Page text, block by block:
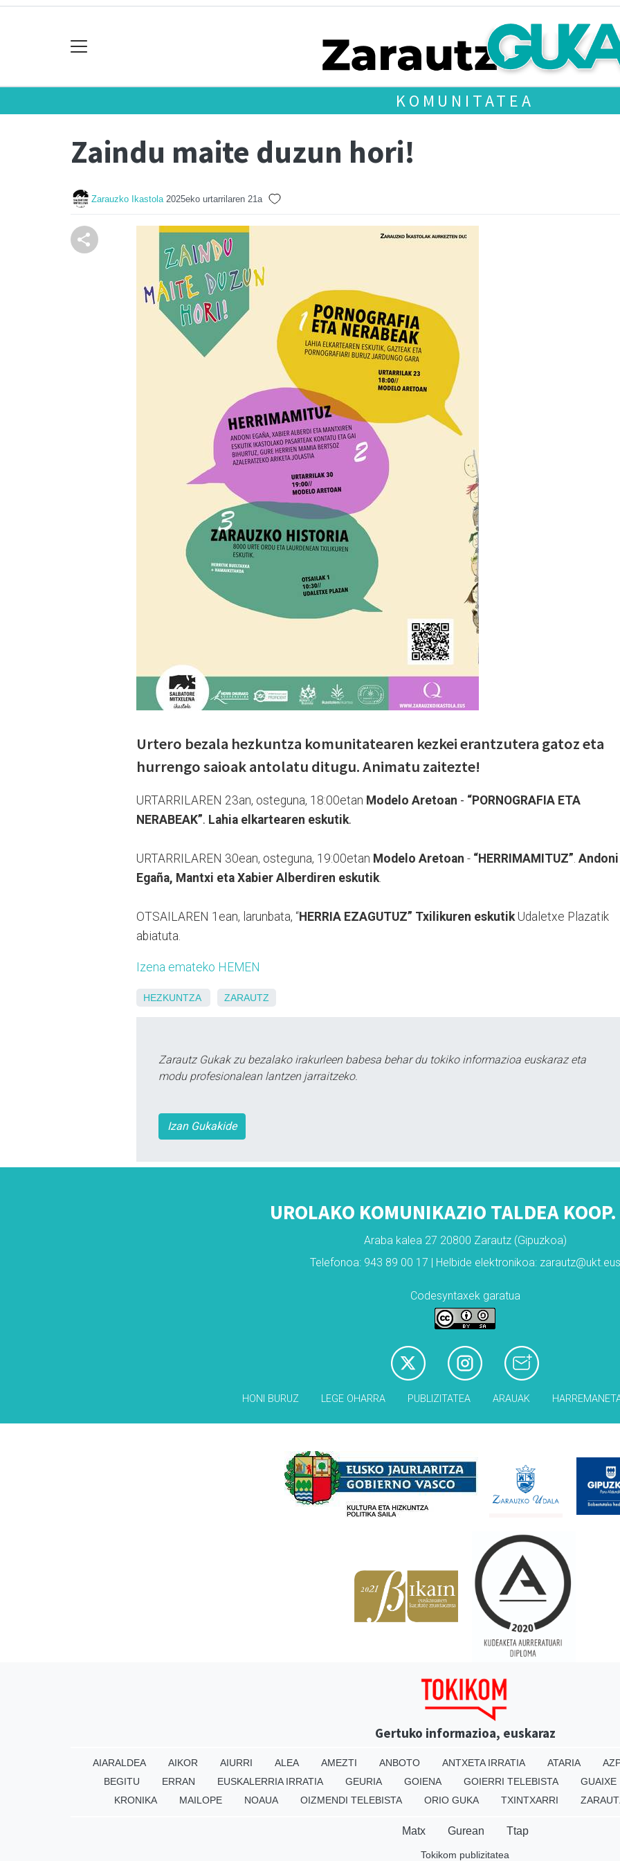
KOMUNITATEA
Zaindu maite duzun hori!
Zarauzko Ikastola 2025eko urtarrilaren 21a
Urtero bezala hezkuntza komunitatearen kezkei erantzutera gatoz eta
hurrengo saioak antolatu ditugu. Animatu zaitezte!
URTARRILAREN 23an, osteguna, 18:00etan Modelo Aretoan - “PORNOGRAFIA ETA
NERABEAK”. Lahia elkartearen eskutik.
URTARRILAREN 30ean, osteguna, 19:00etan Modelo Aretoan - “HERRIMAMITUZ” Andoni
Egaña, Mantxi eta Xabier Alberdiren eskutik
OTSAILAREN 1ean, larunbata, “HERRIA EZAGUTUZ” Txilikuren eskutik Udaletxe Plazatik
abiatuta.
Izena emateko HEMEN
HEZKUNTZA ZARAUTZ
Zarautz Gukak zu bezalako irakurleen babesa behar du tokiko informazioa euskaraz eta
modu profesionalean lantzen jarraitzeko.
Izan Gukakide
UROLAKO KOMUNIKAZIO TALDEA
Araba kalea 27 20800 Zarautz (Gipuzkoa)
Telefonoa: 943 89 00 17 | Helbide elektronikoa: zarautz@ukt.eus
Codesyntaxek garatua
HONI BURUZ LEGE OHARRA PUBLIZITATEA ARAUAK
Gertuko informazioa, euskaraz
AIARALDEA AIKOR AIURRI ALEA AMEZTI ANBOTO ANTXETA IRRATIA ATARIA
BEGITU
ERRAN EUSKALERRIA IRRATIA GEURIA GOIENA GOIERRI TELEBISTA
GUAIXE
KRONIKA
MAILOPE NOAUA OIZMENDI TELEBISTA ORIO GUKA TXINTXARRI
Matx Gurean Ttap
Tokikom publizitatea